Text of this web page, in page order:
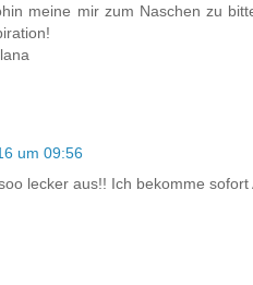
meine mir zum Naschen zu
um 09:56
lecker aus!! Ich bekomme sofort